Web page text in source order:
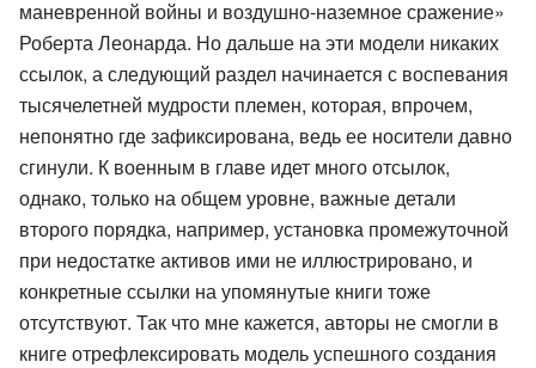
маневренной войны и воздушно-наземное сражение»
Роберта Леонарда. Но дальше на эти модели никаких
ссылок, а следующий раздел начинается с воспевания
тысячелетней мудрости племен, которая, впрочем,
непонятно где зафиксирована, ведь ее носители давно
сгинули. К военным в главе идет много отсылок,
однако, только на общем уровне, важные детали
второго порядка, например, установка промежуточной
при недостатке активов ими не иллюстрировано, и
конкретные ссылки на упомянутые книги тоже
отсутствуют. Так что мне кажется, авторы не смогли в
книге отрефлексировать модель успешного создания